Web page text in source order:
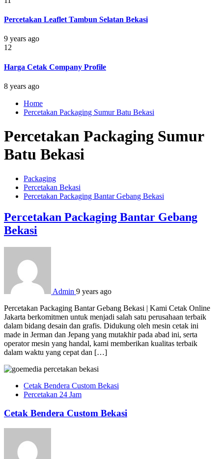
Percetakan Leaflet Tambun Selatan Bekasi
9 years ago
12
Harga Cetak Company Profile
8 years ago
Home
Percetakan Packaging Sumur Batu Bekasi
Percetakan Packaging Sumur
Batu Bekasi
Packaging
Percetakan Bekasi
Percetakan Packaging Bantar Gebang Bekasi
Percetakan Packaging Bantar Gebang
Bekasi
Admin 9 years ago
Percetakan Packaging Bantar Gebang Bekasi | Kami Cetak Online
Jakarta berkomitmen untuk menjadi salah satu perusahaan terbaik
dalam bidang desain dan grafis. Didukung oleh mesin cetak ini
made in Jerman dan Jepang yang mutakhir pada abad ini, serta
operator mesin yang handal, kami memberikan kualitas terbaik
dalam waktu yang cepat dan […]
Cetak Bendera Custom Bekasi
Percetakan 24 Jam
Cetak Bendera Custom Bekasi